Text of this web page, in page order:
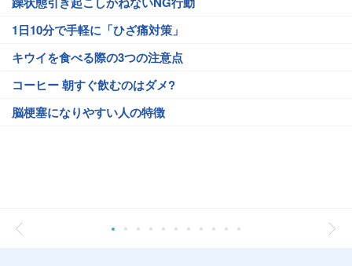
1日10分で手軽に「ひざ痛対策」
キウイを食べる際の3つの注意点
コーヒー 朝すぐ飲むのはダメ?
脳梗塞になりやすい人の特徴